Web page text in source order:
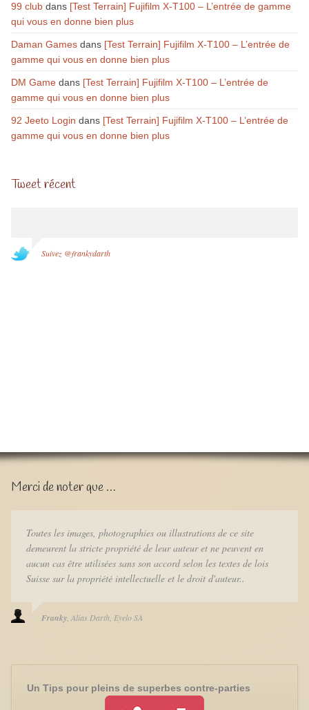
99 clubdans [Test Terrain] Fujifilm X-T100 – L’entrée de gamme
qui vous en donne bien plus
Daman Gamesdans [Test Terrain] Fujifilm X-T100 – L’entrée de
gamme qui vous en donne bien plus
DM Gamedans [Test Terrain] Fujifilm X-T100 – L’entrée de
gamme qui vous en donne bien plus
92 Jeeto Login dans [Test Terrain] Fujifilm X-T100 – L’entrée de
gamme qui vous en donne bien plus
Tweet récent
Suivez @frankydarth
Merci de noter que …
Toutes les images, photographies ou illustrations de ce site
demeurent la stricte propriété de leur auteur et ne peuvent en
aucun cas être utilisées sans son accord selon les textes de lois
Suisse sur la propriété intellectuelle et le droit d'auteur..
Franky Alias Darth Eyelo SA
Un Tips pour pleins de superbes contre-parties